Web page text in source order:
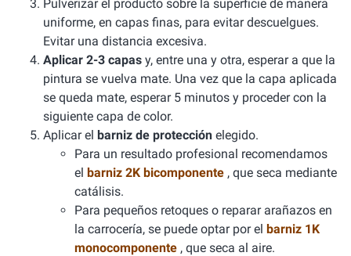
Pulverizar el producto sobre la superficie de manera
uniforme, en capas finas, para evitar descuelgues.
Evitar una distancia excesiva.
Aplicar 2-3 capas y, entre una y otra, esperar a que la
pintura se vuelva mate. Una vez que la capa aplicada
se queda mate, esperar 5 minutos y proceder con la
siguiente capa de color.
Aplicar el barniz de protección elegido.
Para un resultado profesional recomendamos
el barniz 2K bicomponente , que seca mediante
catálisis.
Para pequeños retoques o reparar arañazos en
la carrocería, se puede optar por el barniz 1K
monocomponente , que seca al aire.